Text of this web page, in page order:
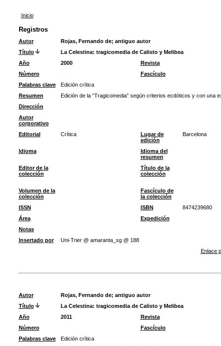
Inicio
Registros
Autor Rojas, Fernando de; antiguo autor
Título
La Celestina: tragicomedia de Calisto y Melibea
Año
2000
Revista
Número
Fascículo
Palabras clave
Edición crítica
Resumen
Edición de la “Tragicomedia” según criterios ecdóticos y con una
Dirección
Autor
corporativo
Editorial
Crítica
Lugar de
edición
Barcelona
Idioma
Idioma del
resumen
Editor de la
colección
Título de la
colección
Volumen de la
colección
Fascículo de
la colección
ISSN
ISBN
8474239680
Área
Expedición
Notas
Insertado por
Uni-Trier @ amaranta_sg @ 188
Enlace
Autor Rojas, Fernando de; antiguo autor
Título
La Celestina: tragicomedia de Calisto y Melibea
Año
2011
Revista
Número
Fascículo
Palabras clave
Edición crítica